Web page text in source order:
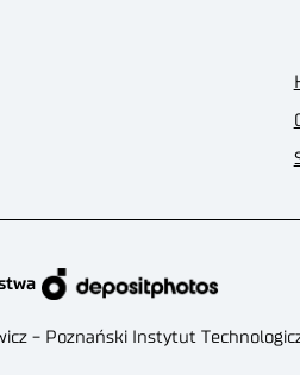
- Poznański Instytut